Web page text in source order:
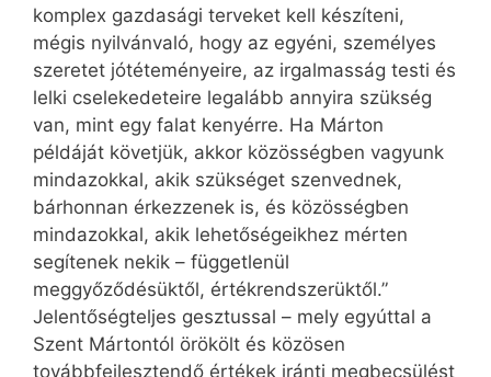
komplex gazdasági terveket kell készíteni,
mégis nyilvánvaló, hogy az egyéni, személyes
szeretet jótéteményeire, az irgalmasság testi és
lelki cselekedeteire legalább annyira szükség
van, mint egy falat kenyérre. Ha Márton
példáját követjük, akkor közösségben vagyunk
mindazokkal, akik szükséget szenvednek,
bárhonnan érkezzenek is, és közösségben
mindazokkal, akik lehetőségeikhez mérten
segítenek nekik – függetlenül
meggyőződésüktől, értékrendszerüktől.”
Jelentőségteljes gesztussal – mely egyúttal a
Szent Mártontól örökölt és közösen
továbbfejlesztendő értékek iránti megbecsülést